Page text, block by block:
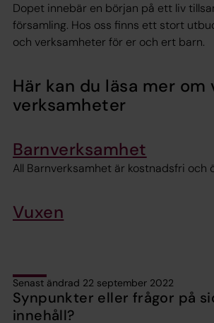
Dopet innebär en början på ett liv
församling. Hos oss finns ett stort
och verksamheter för er och ert barn.
Här kan du läsa mer om
verksamheter
Barnverksamhet
All Barnverksamhet är kostnadsfri och
Vuxen
Senast ändrad 22 september 2022
Synpunkter eller frågor på
innehåll?